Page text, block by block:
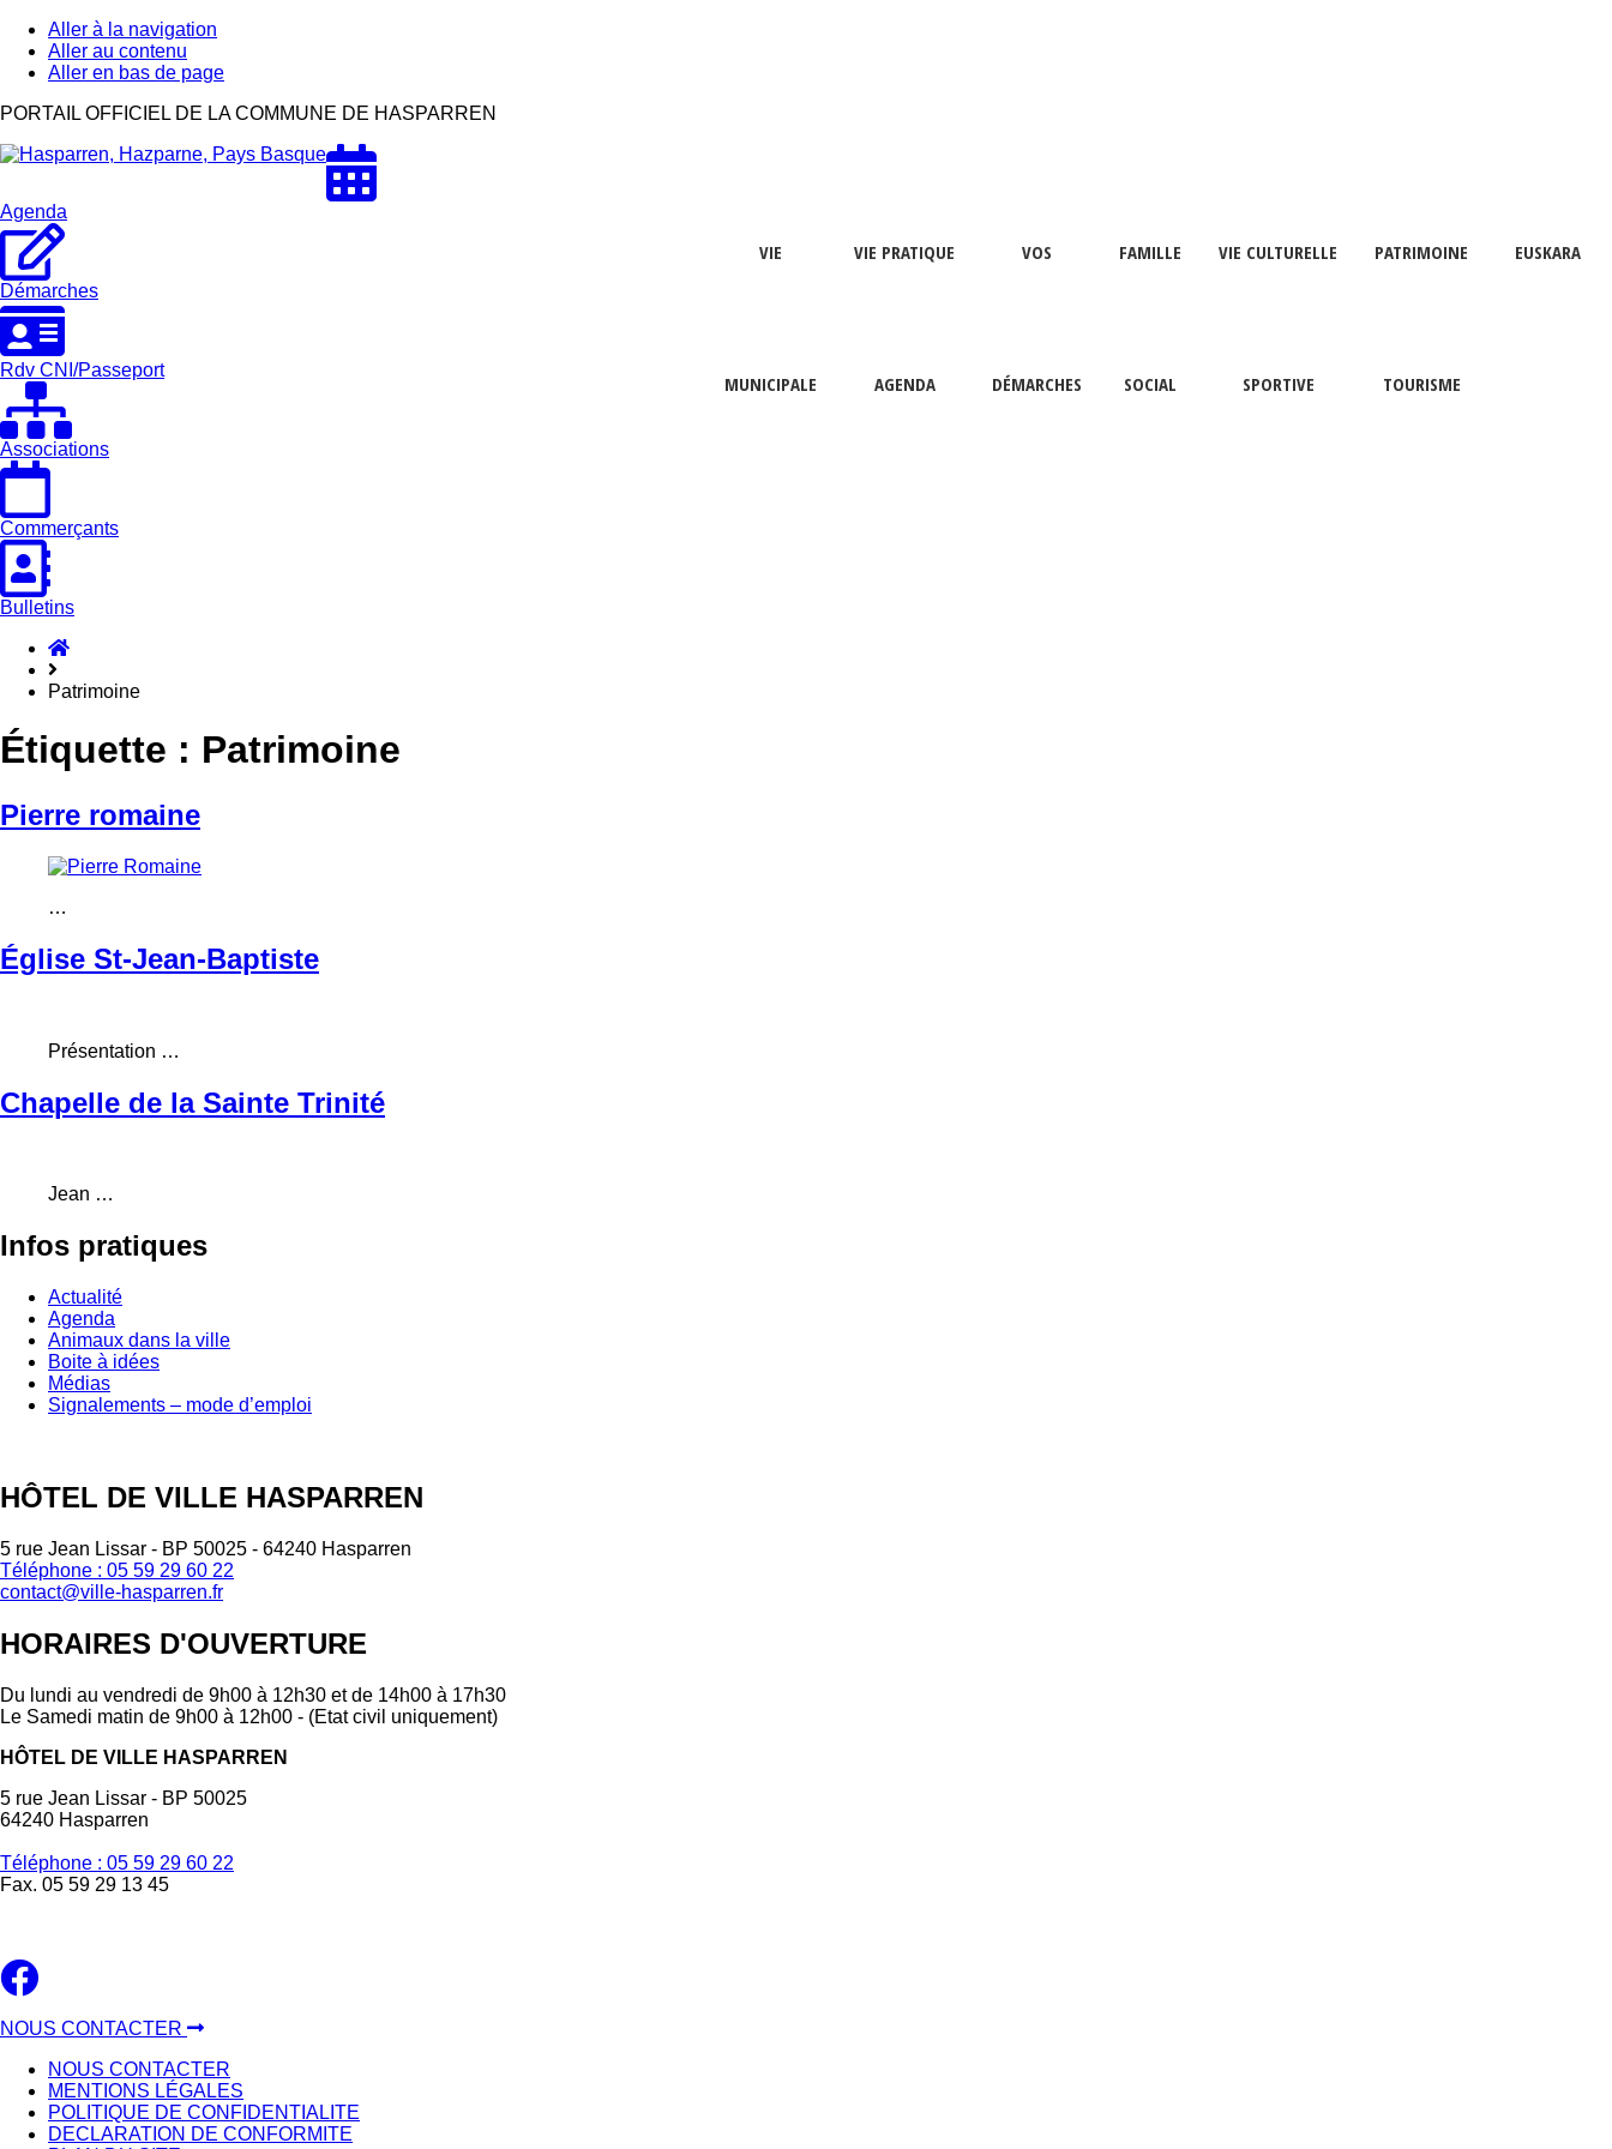
Aller à la navigation
Aller au contenu
Aller en bas de page
Hasparren,
Pays
PORTAIL OFFICIEL DE LA COMMUNE DE HASPARREN
VIE
MUNICIPALE
VIE PRATIQUE
AGENDA
VOS
DÉMARCHES
FAMILLE
SOCIAL
VIE CULTURELLE
SPORTIVE
PATRIMOINE
TOURISME
EUSKARA
Agenda
Démarches
Rdv CNI/Passeport
Associations
Commerçants
Bulletins
Accueil
Patrimoine
Étiquette : Patrimoine
Pierre romaine
…
Église St-Jean-Baptiste
Présentation …
Chapelle de la Sainte Trinité
Jean …
Infos pratiques
Actualité
Agenda
Animaux dans la ville
Boite à idées
Médias
Signalements – mode d’emploi
HÔTEL DE VILLE HASPARREN
5 rue Jean Lissar - BP 50025 - 64240 Hasparren
Téléphone : 05 59 29 60 22
contact@ville-hasparren.fr
HORAIRES D'OUVERTURE
Du lundi au vendredi de 9h00 à 12h30 et de 14h00 à 17h30
Le Samedi matin de 9h00 à 12h00 - (Etat civil uniquement)
HÔTEL DE VILLE HASPARREN
5 rue Jean Lissar - BP 50025
64240 Hasparren
Téléphone : 05 59 29 60 22
Fax. 05 59 29 13 45
NOUS CONTACTER
NOUS CONTACTER
MENTIONS LÉGALES
POLITIQUE DE CONFIDENTIALITE
DECLARATION DE CONFORMITE